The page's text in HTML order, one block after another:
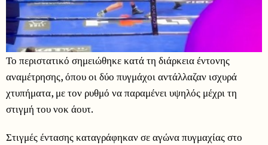
Το περιστατικό σημειώθηκε κατά τη διάρκεια έντονης
αναμέτρησης, όπου οι δύο πυγμάχοι αντάλλαζαν ισχυρά
χτυπήματα, με τον ρυθμό να παραμένει υψηλός μέχρι τη
στιγμή του νοκ άουτ.
Στιγμές έντασης καταγράφηκαν σε αγώνα πυγμαχίας στο